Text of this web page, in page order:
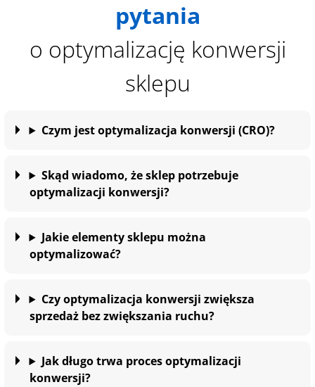
pytania
o optymalizację konwersji
sklepu
Czym jest optymalizacja konwersji (CRO)?
Skąd wiadomo, że sklep potrzebuje
optymalizacji konwersji?
Jakie elementy sklepu można
optymalizować?
Czy optymalizacja konwersji zwiększa
sprzedaż bez zwiększania ruchu?
Jak długo trwa proces optymalizacji
konwersji?